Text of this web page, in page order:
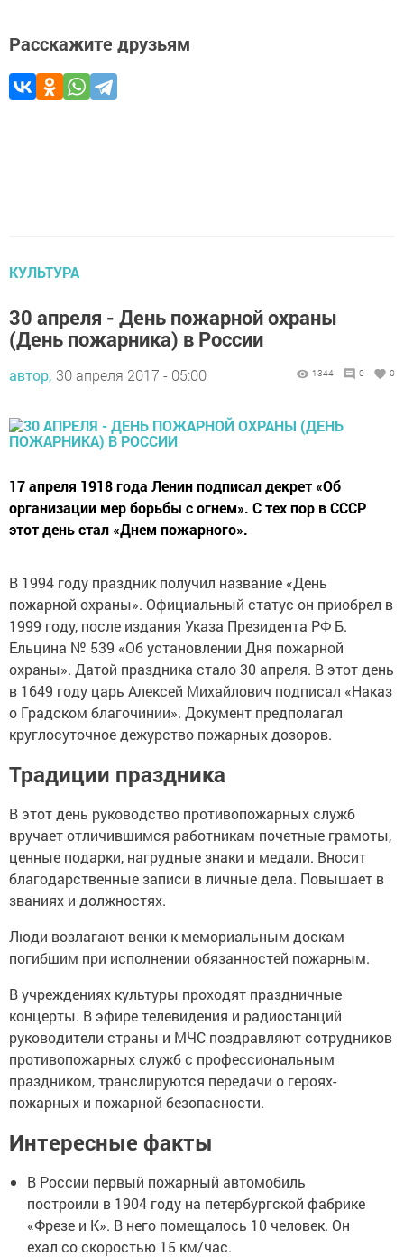
Расскажите друзьям
КУЛЬТУРА
30 апреля - День пожарной охраны
(День пожарника) в России
автор, 30 апреля 2017 - 05:00 1344 0 0
17 апреля 1918 года Ленин подписал декрет «Об
организации мер борьбы с огнем». С тех пор в СССР
этот день стал «Днем пожарного».
В 1994 году праздник получил название «День
пожарной охраны». Официальный статус он приобрел в
1999 году, после издания Указа Президента РФ Б.
Ельцина № 539 «Об установлении Дня пожарной
охраны». Датой праздника стало 30 апреля. В этот день
в 1649 году царь Алексей Михайлович подписал «Наказ
о Градском благочинии». Документ предполагал
круглосуточное дежурство пожарных дозоров.
Традиции праздника
В этот день руководство противопожарных служб
вручает отличившимся работникам почетные грамоты,
ценные подарки, нагрудные знаки и медали. Вносит
благодарственные записи в личные дела. Повышает в
званиях и должностях.
Люди возлагают венки к мемориальным доскам
погибшим при исполнении обязанностей пожарным.
В учреждениях культуры проходят праздничные
концерты. В эфире телевидения и радиостанций
руководители страны и МЧС поздравляют сотрудников
противопожарных служб с профессиональным
праздником, транслируются передачи о героях-
пожарных и пожарной безопасности.
Интересные факты
В России первый пожарный автомобиль
построили в 1904 году на петербургской фабрике
«Фрезе и К». В него помещалось 10 человек. Он
ехал со скоростью 15 км/час.